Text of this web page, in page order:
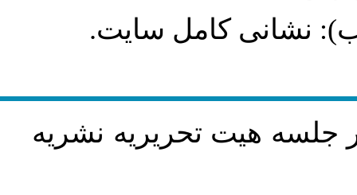
نشانی کامل سایت.
جلسه هيت تحريريه نشريه